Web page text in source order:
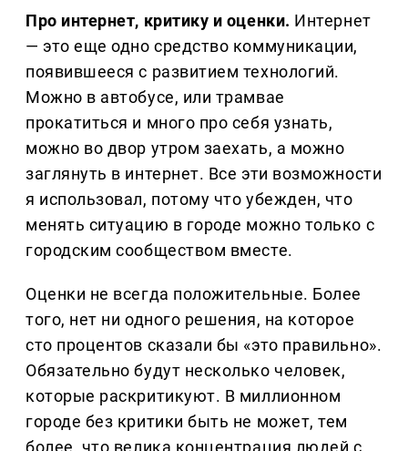
Про интернет, критику и оценки. Интернет
— это еще одно средство коммуникации,
появившееся с развитием технологий.
Можно в автобусе, или трамвае
прокатиться и много про себя узнать,
можно во двор утром заехать, а можно
заглянуть в интернет. Все эти возможности
я использовал, потому что убежден, что
менять ситуацию в городе можно только с
городским сообществом вместе.
Оценки не всегда положительные. Более
того, нет ни одного решения, на которое
сто процентов сказали бы «это правильно».
Обязательно будут несколько человек,
которые раскритикуют. В миллионном
городе без критики быть не может, тем
более, что велика концентрация людей с